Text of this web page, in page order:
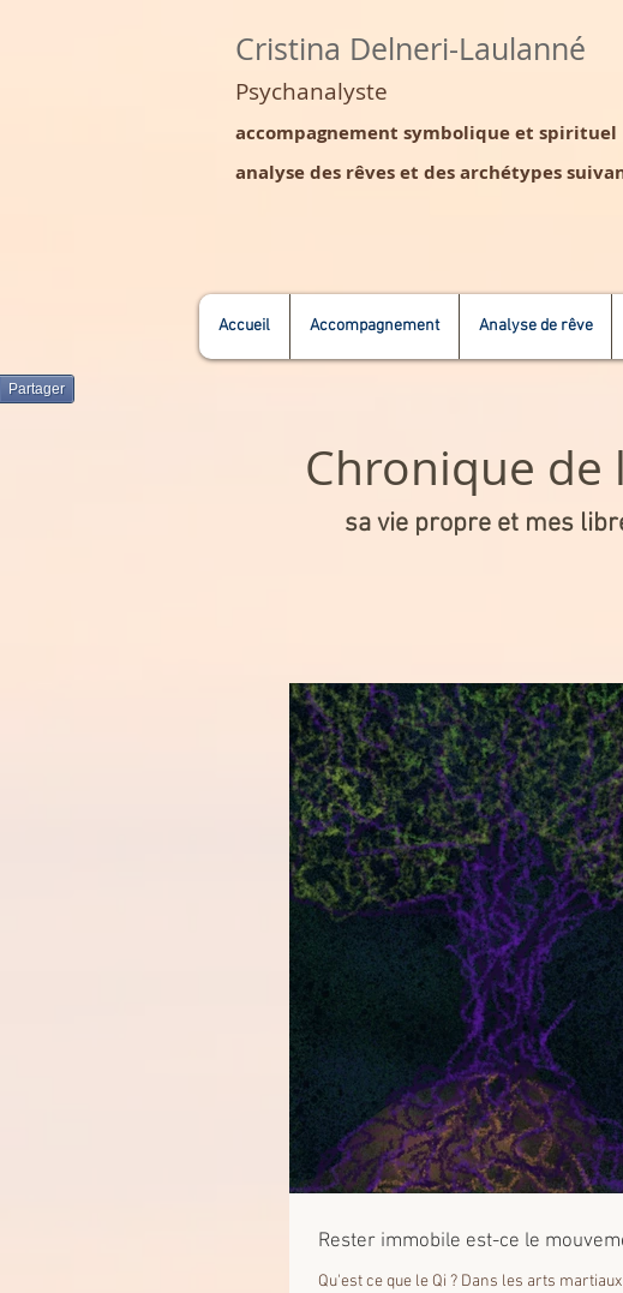
Cristina Delneri-Laulanné
Psychanalyste
accompagnement symbolique et spirituel
analyse des rêves et des archétypes
Accueil Accompagnement Analyse de rêve
Partager
Chronique de
sa vie propre et mes
Rester immobile est-ce le
Qu'est ce que le Qi ? Dans les arts martiaux